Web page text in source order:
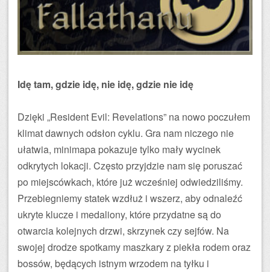
Idę tam, gdzie idę, nie idę, gdzie nie idę
Dzięki „Resident Evil: Revelations” na nowo poczułem
klimat dawnych odsłon cyklu. Gra nam niczego nie
ułatwia, minimapa pokazuje tylko mały wycinek
odkrytych lokacji. Często przyjdzie nam się poruszać
po miejscówkach, które już wcześniej odwiedziliśmy.
Przebiegniemy statek wzdłuż i wszerz, aby odnaleźć
ukryte klucze i medaliony, które przydatne są do
otwarcia kolejnych drzwi, skrzynek czy sejfów. Na
swojej drodze spotkamy maszkary z piekła rodem oraz
bossów, będących istnym wrzodem na tyłku i